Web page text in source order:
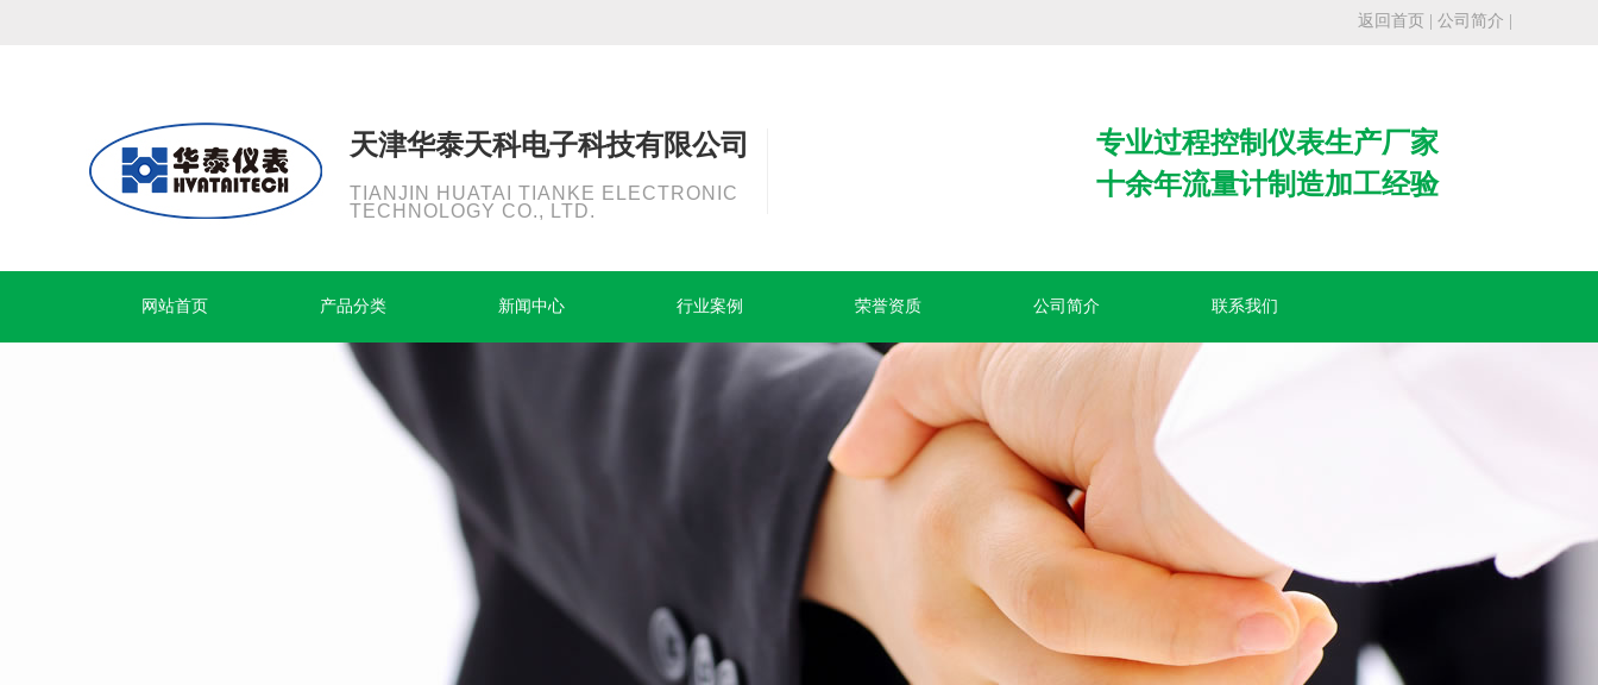
返回首页 公司简介
天津华泰天科电子科技有限公司
TIANJIN HUATAI TIANKE ELECTRONIC
TECHNOLOGY CO., LTD.
专业过程控制仪表生产厂家
十余年流量计制造加工经验
022-23722120
网站首页 产品分类 新闻中心 行业案例 荣誉资质 公司简介 联系我们